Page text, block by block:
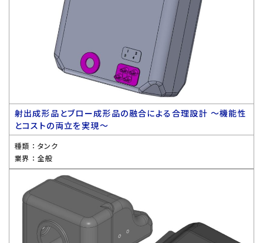
射出成形品とブロー成形品の融合による合理設計 〜機能性
とコストの両立を実現〜
種類 ： タンク
業界 ： 全般